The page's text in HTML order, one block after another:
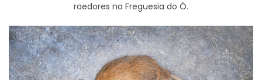
roedores na Freguesia do Ó.